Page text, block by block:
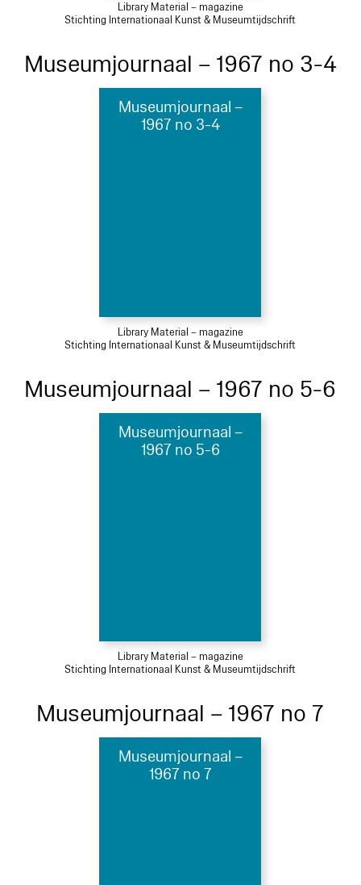
Library Material – magazine
Stichting Internationaal Kunst & Museumtijdschrift
Museumjournaal – 1967 no 3-4
Museumjournaal –
1967 no 3-4
Library Material – magazine
Stichting Internationaal Kunst & Museumtijdschrift
Museumjournaal – 1967 no 5-6
Museumjournaal –
1967 no 5-6
Library Material – magazine
Stichting Internationaal Kunst & Museumtijdschrift
Museumjournaal – 1967 no 7
Museumjournaal –
1967 no 7